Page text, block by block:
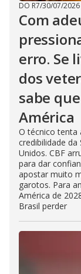
DO R7/30/07/2026
Com
erro. Se
dos
sabe
América
O técnico tenta
credibilidade
Unidos. CBF
para dar
apostar muito
garotos. Para
América de
Brasil perder